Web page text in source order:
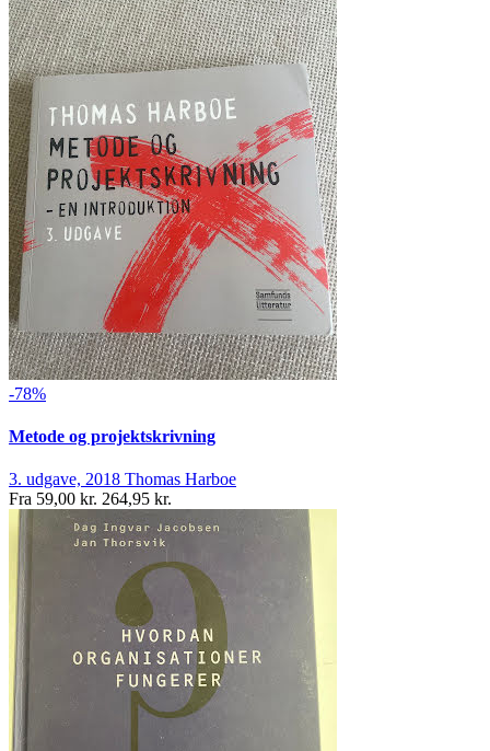
-78%
Metode og projektskrivning
3. udgave, 2018 Thomas Harboe
Fra 59,00 kr. 264,95 kr.